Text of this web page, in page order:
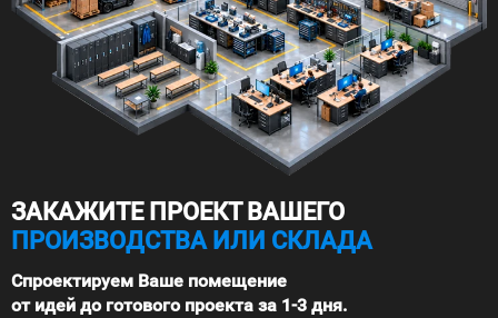
ЗАКАЖИТЕ ПРОЕКТ ВАШЕГО
ПРОИЗВОДСТВА ИЛИ СКЛАДА
Спроектируем Ваше помещение
от идей до готового проекта за 1-3 дня.